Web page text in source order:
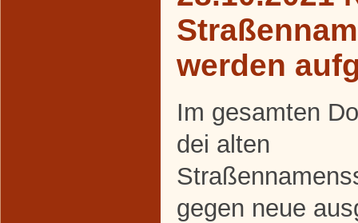
werden
Im gesamten
dei alten
gegen neue